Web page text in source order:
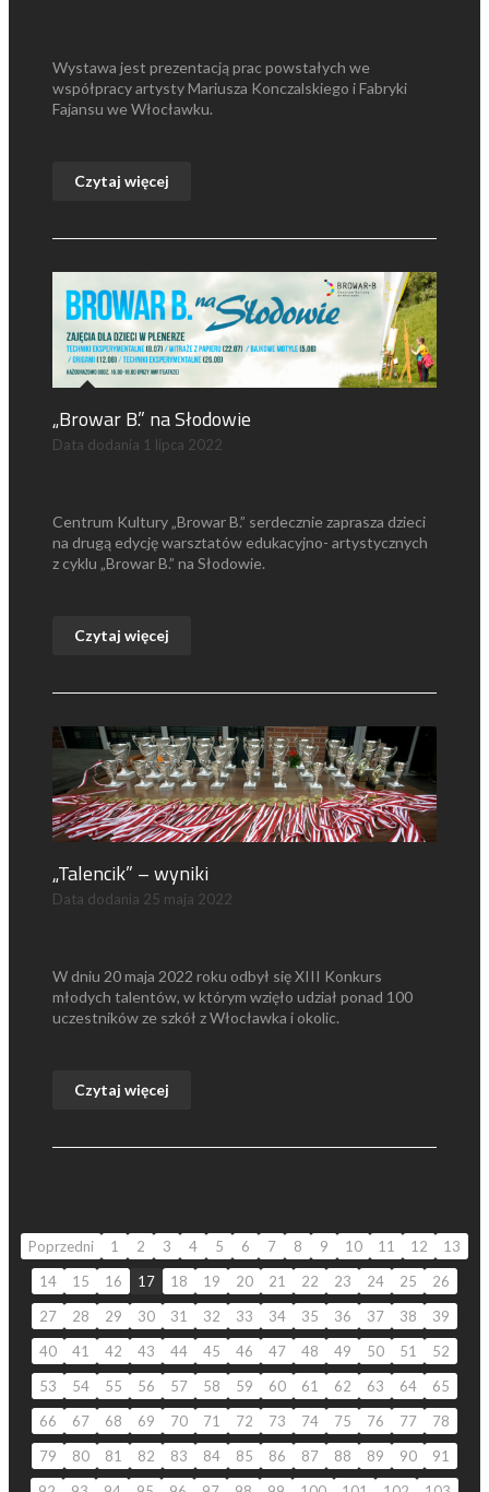
Wystawa jest prezentacją prac powstałych we
współpracy artysty Mariusza Konczalskiego i Fabryki
Fajansu we Włocławku.
Czytaj więcej
„Browar B.” na Słodowie
Data dodania 1 lipca 2022
Centrum Kultury „Browar B.” serdecznie zaprasza dzieci
na drugą edycję warsztatów edukacyjno- artystycznych
z cyklu „Browar B.” na Słodowie.
Czytaj więcej
„Talencik” – wyniki
Data dodania 25 maja 2022
W dniu 20 maja 2022 roku odbył się XIII Konkurs
młodych talentów, w którym wzięło udział ponad 100
uczestników ze szkół z Włocławka i okolic.
Czytaj więcej
Poprzedni 1 2 3 4 5 6 7 8 9 10 11 12
13
14
15 16 17 18 19 20 21 22 23 24 25
26
27
28 29 30 31 32 33 34 35 36 37 38
39
40
41 42 43 44 45 46 47 48 49 50 51
52
53
54 55 56 57 58 59 60 61 62 63 64
65
66
67 68 69 70 71 72 73 74 75 76 77
78
79
80 81 82 83 84 85 86 87 88 89 90
91